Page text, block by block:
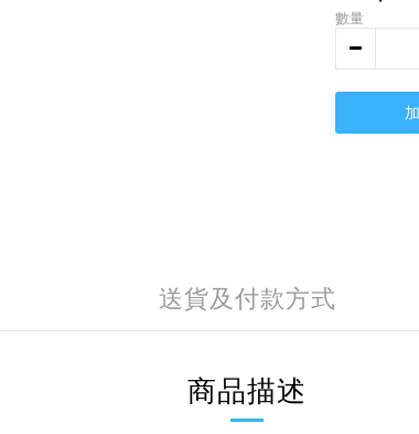
數量
送貨及付款方式
商品描述